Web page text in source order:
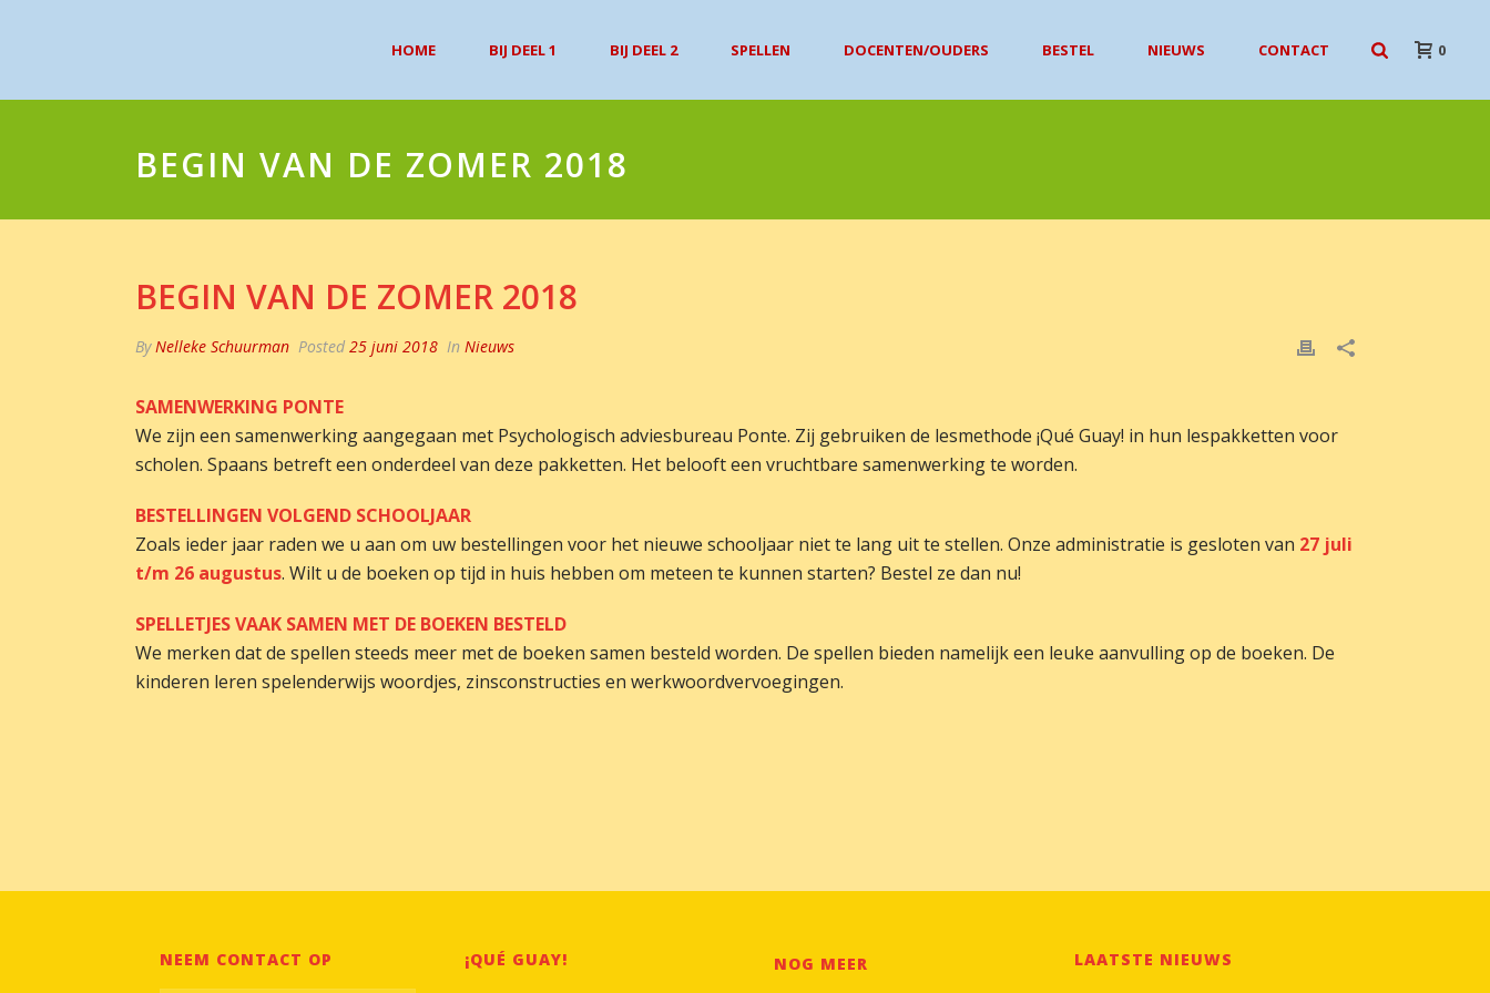
HOME BIJ DEEL 1 BIJ DEEL 2 SPELLEN DOCENTEN/OUDERS BESTEL NIEUWS CONTACT 0
BEGIN VAN DE ZOMER 2018
BEGIN VAN DE ZOMER 2018
ByNelleke Schuurman Posted 25 juni 2018 In Nieuws
SAMENWERKING PONTE
We zijn een samenwerking aangegaan met Psychologisch adviesbureau Ponte. Zij gebruiken de lesmethode ¡Qué Guay! in hun lespakketten voor
scholen. Spaans betreft een onderdeel van deze pakketten. Het belooft een vruchtbare samenwerking te worden.
BESTELLINGEN VOLGEND SCHOOLJAAR
Zoals ieder jaar raden we u aan om uw bestellingen voor het nieuwe schooljaar niet te lang uit te stellen. Onze administratie is gesloten van 27 juli
t/m 26 augustus. Wilt u de boeken op tijd in huis hebben om meteen te kunnen starten? Bestel ze dan nu!
SPELLETJES VAAK SAMEN MET DE BOEKEN BESTELD
We merken dat de spellen steeds meer met de boeken samen besteld worden. De spellen bieden namelijk een leuke aanvulling op de boeken. De
kinderen leren spelenderwijs woordjes, zinsconstructies en werkwoordvervoegingen.
NEEM CONTACT OP
¡QUÉ GUAY!
NOG MEER LAATSTE NIEUWS